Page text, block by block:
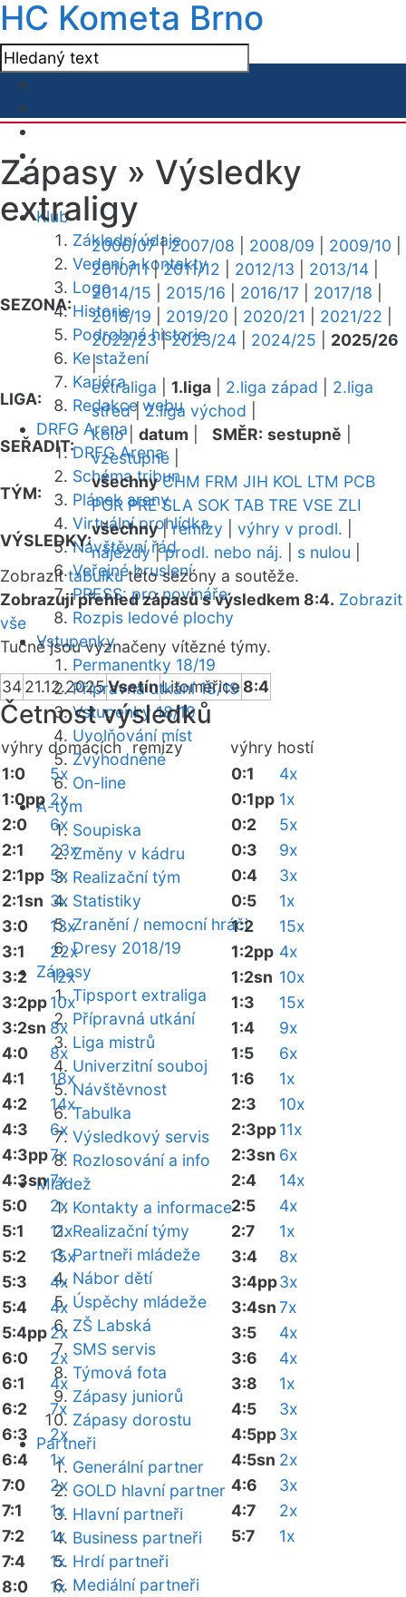
HC Kometa Brno
Klub
Základní údaje
Vedení a kontakty
Logo
Historie
Podrobná historie
Ke stažení
Kariéra
Redakce webu
DRFG Arena
DRFG Arena
Schéma tribun
Plánek areny
Virtuální prohlídka
Návštěvní řád
Veřejné bruslení
PRESS: pro novináře
Rozpis ledové plochy
Vstupenky
Permanentky 18/19
Přípravná utkání 18/19
Vstupenky 18/19
Uvolňování míst
Zvýhodněné
On-line
A-tým
Soupiska
Změny v kádru
Realizační tým
Statistiky
Zranění / nemocní hráči
Dresy 2018/19
Zápasy
Tipsport extraliga
Přípravná utkání
Liga mistrů
Univerzitní souboj
Návštěvnost
Tabulka
Výsledkový servis
Rozlosování a info
Mládež
Kontakty a informace
Realizační týmy
Partneři mládeže
Nábor dětí
Úspěchy mládeže
ZŠ Labská
SMS servis
Týmová fota
Zápasy juniorů
Zápasy dorostu
Partneři
Generální partner
GOLD hlavní partner
Hlavní partneři
Business partneři
Hrdí partneři
Mediální partneři
Zápasy » Výsledky
extraligy
SEZONA:
2006/07|2007/08 2008/09 2009/10
2010/11|2011/12 2012/13 2013/14
2014/15
2015/16 2016/17 2017/18
2018/19
2019/20 2020/21 2021/22
2022/23|2023/24 2024/25
2025/26
|
LIGA:
extraliga 1.liga 2.liga západ
2.liga
střed|2.liga východ
SEŘADIT:
kolo| datum SMĚR: sestupně
vzestupně
TÝM:
všechny CHM FRM JIH KOL LTM PCB
POR PRE SLA SOK TAB TRE VSE ZLI
VÝSLEDKY:
všechny|remízy výhry v prodl.
nájezdy|prodl. nebo náj. s nulou
Zobrazittabulkutéto sezóny a soutěže.
Zobrazuji přehled zápasů s výsledkem 8:4. Zobrazit
vše
Tučně jsou vyznačeny vítězné týmy.
3421.12.2025VsetínLitoměřice8:4
Četnost výsledků
výhry domácíchremízy výhry hostí
1:0
5x
1:0pp 2x
2:0
6x
2:1
23x
2:1pp 5x
2:1sn 3x
3:0
13x
3:1
22x
3:2
12x
3:2pp10x
3:2sn 8x
4:0
8x
4:1
18x
4:2
14x
4:3
6x
4:3pp7x
4:3sn7x
5:0
2x
5:1
11x
5:2
15x
5:3
4x
5:4
4x
5:4pp2x
6:0
2x
6:1
4x
6:2
7x
6:3
2x
6:4
1x
7:0
2x
7:1
1x
7:2
1x
7:4
1x
8:0
1x
0:1
4x
0:1pp 1x
0:2
5x
0:3
9x
0:4
3x
0:5
1x
1:2
15x
1:2pp 4x
1:2sn 10x
1:3
15x
1:4
9x
1:5
6x
1:6
1x
2:3
10x
2:3pp11x
2:3sn 6x
2:4
14x
2:5
4x
2:7
1x
3:4
8x
3:4pp3x
3:4sn7x
3:5
4x
3:6
4x
3:8
1x
4:5
3x
4:5pp3x
4:5sn 2x
4:6
3x
4:7
2x
5:7
1x